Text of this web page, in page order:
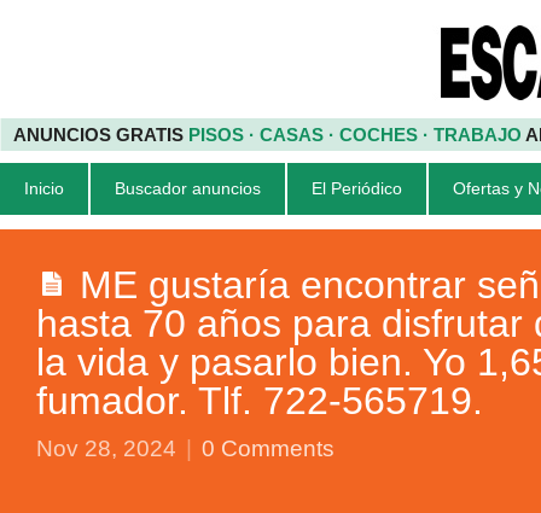
ANUNCIOS GRATIS PISOS · CASAS · COCHES · TRABAJO
Inicio Buscador anuncios El Periódico Ofertas y
ME gustaría encontrar
hasta 70 años para disfrutar
la vida y pasarlo bien. Yo
fumador. Tlf. 722-565719.
Nov 28, 2024 0 Comments